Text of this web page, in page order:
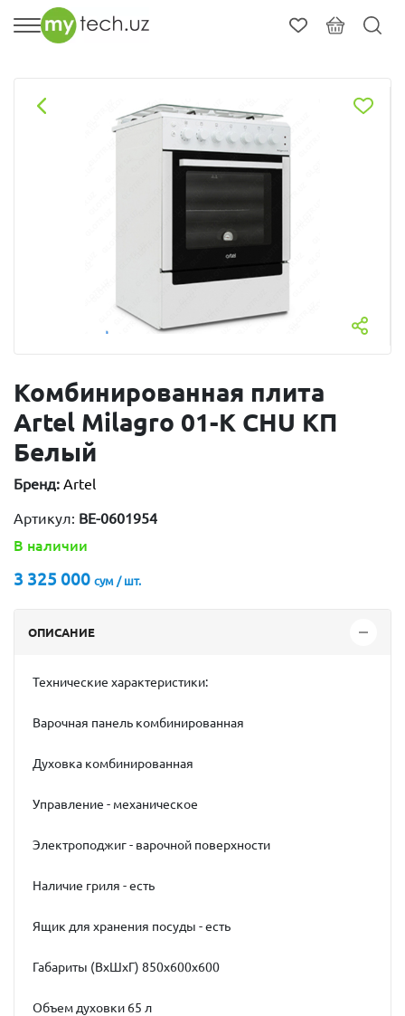
Комбинированная плита
Artel Milagro 01-K CHU КП
Белый
Бренд: Artel
Артикул: BE-0601954
В наличии
3 325 000 сум / шт.
ОПИСАНИЕ
Технические характеристики:
Варочная панель комбинированная
Духовка комбинированная
Управление - механическое
Электроподжиг - варочной поверхности
Наличие гриля - есть
Ящик для хранения посуды - есть
Габариты (ВхШхГ) 850х600х600
Объем духовки 65 л